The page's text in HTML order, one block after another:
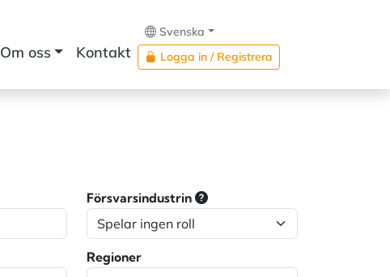
Om oss Kontakt
Svenska
Logga in / Registrera
Försvarsindustrin
Regioner